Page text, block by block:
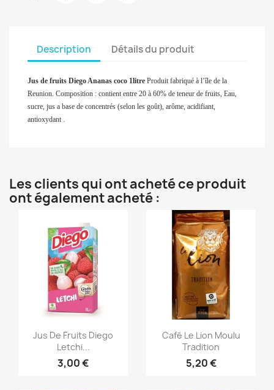
Description Détails du produit
Jus de fruits Diego Ananas coco 1litre Produit fabriqué à l’île de la
Reunion. Composition : contient entre 20 à 60% de teneur de fruits, Eau,
sucre, jus a base de concentrés (selon les goût), arôme, acidifiant,
antioxydant .
Les clients qui ont acheté ce produit
ont également acheté :
Aperçu rapide
Jus De Fruits Diego
Letchi...
3,00 €
Aperçu rapide
Café Le Lion Moulu
Tradition
5,20 €